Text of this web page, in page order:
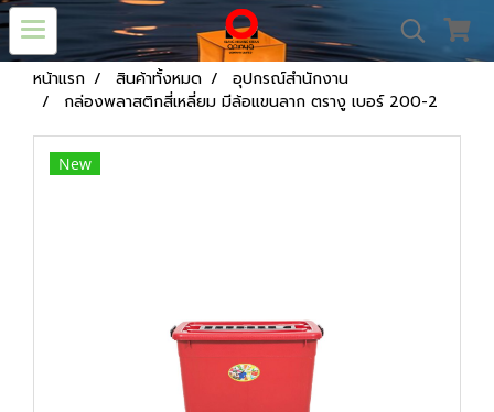
หน้าแรก สินค้าทั้งหมด
อุปกรณ์สำนักงาน
กล่องพลาสติกสี่เหลี่ยม มีล้อแขนลาก ตรางู เบอร์ 200-2
New